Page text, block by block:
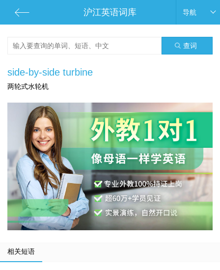
沪江英语词库 导航
查词
side-by-side turbine
两轮式水轮机
相关短语